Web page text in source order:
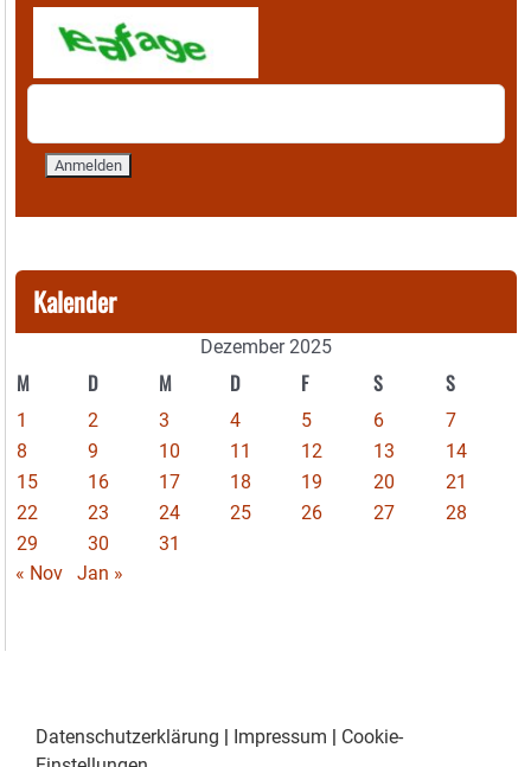
Kalender
Dezember 2025
M D M D F S S
1 2 3 4 5 6
7
8
9 10 11 12 13
14
15
16 17 18 19 20
21
22
23 24 25 26 27
28
29
30
31
« Nov
Jan »
Datenschutzerklärung | Impressum | Cookie-